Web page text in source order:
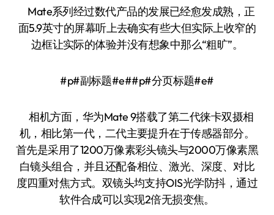
Mate系列经过数代产品的发展已经愈发成熟，正
面5.9英寸的屏幕听上去确实有些大但实际上收窄的
边框让实际的体验并没有想象中那么“粗旷”。
#p#副标题#e##p#分页标题#e#
相机方面，华为Mate 9搭载了第二代徕卡双摄相
机，相比第一代，二代主要提升在于传感器部分。
首先是采用了1200万像素彩头镜头与2000万像素黑
白镜头组合，并且还配备相位、激光、深度、对比
度四重对焦方式。双镜头均支持OIS光学防抖，通过
软件合成可以实现2倍无损变焦。